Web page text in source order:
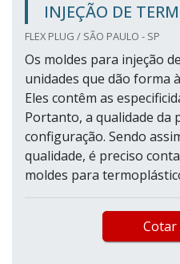
INJEÇÃO DE
FLEX PLUG / SÃO PAULO - SP
Os moldes para injeção
unidades que dão forma
Eles contêm as
Portanto, a qualidade da
configuração. Sendo
qualidade, é preciso
moldes para